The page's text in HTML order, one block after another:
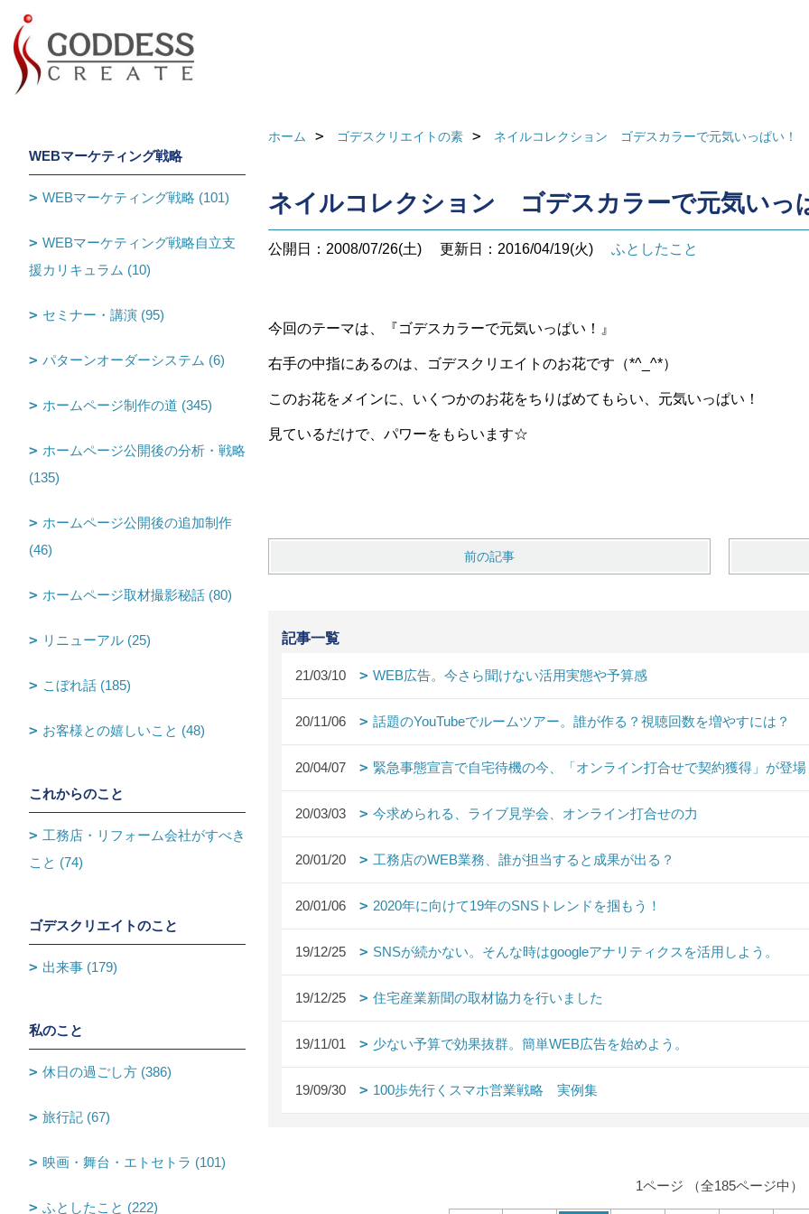
ホーム ゴデスクリエイトの素 ネイルコレクション ゴデスカラーで元気いっぱい！
ネイルコレクション ゴデスカラーで元気いっ
公開日：2008/07/26(土) 更新日：2016/04/19(火) ふとしたこと
今回のテーマは、『ゴデスカラーで元気いっぱい！』
右手の中指にあるのは、ゴデスクリエイトのお花です（*^_^*）
このお花をメインに、いくつかのお花をちりばめてもらい、元気いっぱい！
見ているだけで、パワーをもらいます☆
前の記事
記事一覧
21/03/10 WEB広告。今さら聞けない活用実態や予算感
20/11/06 話題のYouTubeでルームツアー。誰が作る？視聴回数を増やすには？
20/04/07 緊急事態宣言で自宅待機の今、「オンライン打合せで契約獲得」が登
20/03/03 今求められる、ライブ見学会、オンライン打合せの力
20/01/20 工務店のWEB業務、誰が担当すると成果が出る？
20/01/06 2020年に向けて19年のSNSトレンドを掴もう！
19/12/25 SNSが続かない。そんな時はgoogleアナリティクスを活用しよう。
19/12/25 住宅産業新聞の取材協力を行いました
19/11/01 少ない予算で効果抜群。簡単WEB広告を始めよう。
19/09/30 100歩先行くスマホ営業戦略 実例集
1ページ （全185ページ中）
WEBマーケティング戦略
WEBマーケティング戦略 (101)
WEBマーケティング戦略自立支
援カリキュラム (10)
セミナー・講演 (95)
パターンオーダーシステム (6)
ホームページ制作の道 (345)
ホームページ公開後の分析・戦略
(135)
ホームページ公開後の追加制作
(46)
ホームページ取材撮影秘話 (80)
リニューアル (25)
こぼれ話 (185)
お客様との嬉しいこと (48)
これからのこと
工務店・リフォーム会社がすべき
こと (74)
ゴデスクリエイトのこと
出来事 (179)
私のこと
休日の過ごし方 (386)
旅行記 (67)
映画・舞台・エトセトラ (101)
ふとしたこと (222)